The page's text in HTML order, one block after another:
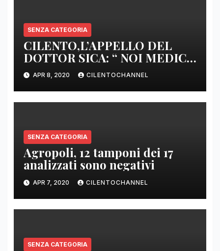
SENZA CATEGORIA
CILENTO,L’APPELLO DEL
DOTTOR SICA: “ NOI MEDICI
DI BASE SIAMO SENZA ARMI
E SENZA PRESIDI”
APR 8, 2020 CILENTOCHANNEL
SENZA CATEGORIA
Agropoli, 12 tamponi dei 17
analizzati sono negativi
APR 7, 2020 CILENTOCHANNEL
SENZA CATEGORIA